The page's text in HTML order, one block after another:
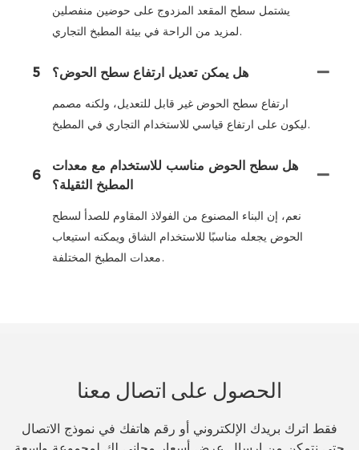
يشتمل سطح المقعد المزدوج على حوضين منفصلين
لمزيد من الراحة في بيئة المطبخ التجاري.
5 هل يمكن تعديل ارتفاع سطح الحوض؟
ارتفاع سطح الحوض غير قابل للتعديل، ولكنه مصمم
ليكون على ارتفاع قياسي للاستخدام التجاري في المطبخ.
6
هل سطح الحوض مناسب للاستخدام مع معدات
المطبخ الثقيلة؟
نعم، إن البناء المصنوع من الفولاذ المقاوم للصدأ لسطح
الحوض يجعله مناسبًا للاستخدام الشاق ويمكنه استيعاب
معدات المطبخ المختلفة.
الحصول على اتصال معنا
فقط اترك بريدك الإلكتروني أو رقم هاتفك في نموذج الاتصال